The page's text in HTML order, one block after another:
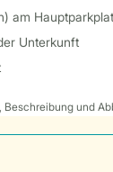
am
Unterkunft
und